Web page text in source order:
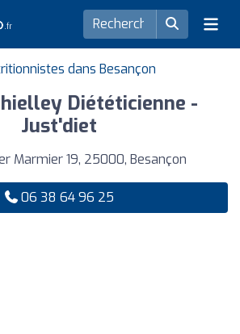
dans Besançon
Diététicienne -
Just'diet
Marmier 19, 25000, Besançon
06 38 64 96 25